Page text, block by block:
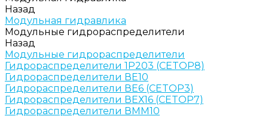
Назад
Модульная гидравлика
Модульные гидрораспределители
Назад
Модульные гидрораспределители
Гидрораспределители 1Р203 (CETOP8)
Гидрораспределители ВЕ10
Гидрораспределители ВЕ6 (CETOP3)
Гидрораспределители ВЕХ16 (CETOP7)
Гидрораспределители ВММ10